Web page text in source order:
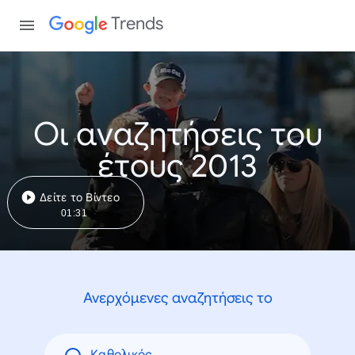
Trends
Οι αναζητήσεις του
έτους 2013
Δείτε το Βίντεο
01:31
Ανερχόμενες αναζητήσεις το